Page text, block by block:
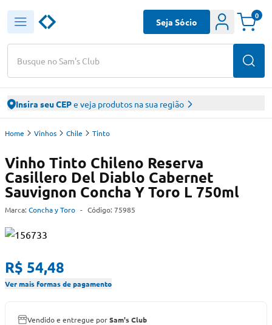
Busque no Sam's Club
Seja Sócio
0
Insira seu CEPe veja produtos na sua região
Home Vinhos Chile Tinto
Vinho Tinto Chileno Reserva
Casillero Del Diablo Cabernet
Sauvignon Concha Y Toro L 750ml
Marca: Concha y Toro - Código: 75985
R$ 54,48
Ver mais formas de pagamento
Vendido e entregue porSam's Club